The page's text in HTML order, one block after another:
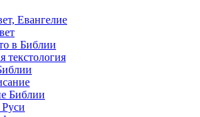
Евангелие
в Библии
текстология
Библии